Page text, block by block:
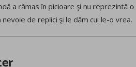
a rămas în picioare şi nu reprezintă o
de replici şi le dăm cui le-o vrea.